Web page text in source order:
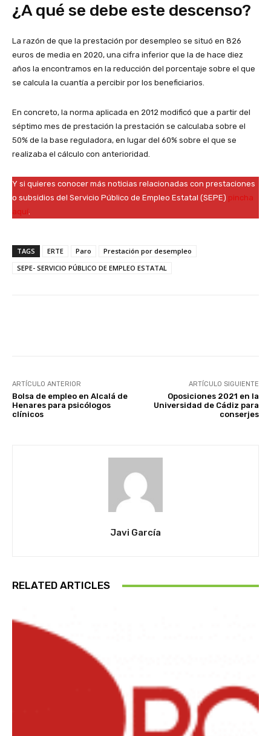
¿A qué se debe este descenso?
La razón de que la prestación por desempleo se situó en 826
euros de media en 2020, una cifra inferior que la de hace diez
años la encontramos en la reducción del porcentaje sobre el que
se calcula la cuantía a percibir por los beneficiarios.
En concreto, la norma aplicada en 2012 modificó que a partir del
séptimo mes de prestación la prestación se calculaba sobre el
50% de la base reguladora, en lugar del 60% sobre el que se
realizaba el cálculo con anterioridad.
Y si quieres conocer más noticias relacionadas con prestaciones
o subsidios del Servicio Público de Empleo Estatal (SEPE) pincha
aquí.
TAGS ERTE Paro
Prestación por desempleo
SEPE- SERVICIO PÚBLICO DE EMPLEO ESTATAL
ARTÍCULO ANTERIOR
Bolsa de empleo en Alcalá de
Henares para psicólogos
clínicos
ARTÍCULO SIGUIENTE
Oposiciones 2021 en la
Universidad de Cádiz para
conserjes
Javi García
RELATED ARTICLES